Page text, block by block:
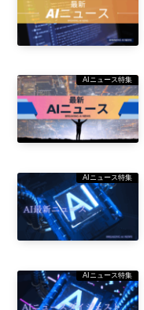
AIニュース特集
AIニュース特集
AIニュース特集